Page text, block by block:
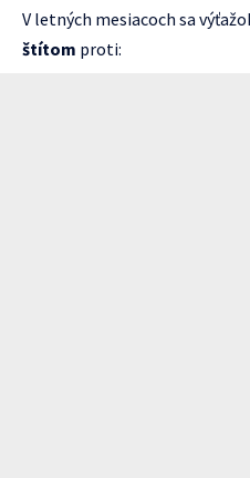
V letných mesiacoch sa
štítom proti: